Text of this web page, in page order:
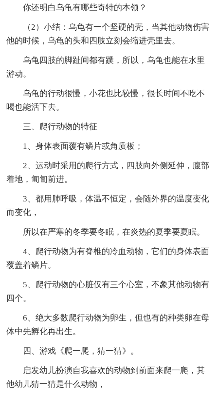
你还明白乌龟有哪些奇特的本领？
（2）小结：乌龟有一个坚硬的壳，当其他动物伤害
他的时候，乌龟的头和四肢立刻会缩进壳里去。
乌龟四肢的脚趾间都有蹼，所以，乌龟也能在水里
游动。
乌龟的行动很慢，小花也比较慢，很长时间不吃不
喝也能活下去。
三、爬行动物的特征
1、身体表面覆有鳞片或角质板；
2、运动时采用的爬行方式，四肢向外侧延伸，腹部
着地，匍匐前进。
3、都用肺呼吸，体温不恒定，会随外界的温度变化
而变化，
所以在严寒的冬季要冬眠，在炎热的夏季要夏眠。
4、爬行动物为有脊椎的冷血动物，它们的身体表面
覆盖着鳞片。
5、爬行动物的心脏仅有三个心室，不象其他动物有
四个。
6、绝大多数爬行动物为卵生，但也有的种类卵在母
体中先孵化再出生。
四、游戏《爬一爬，猜一猜》。
启发幼儿扮演自我喜欢的动物到前面来爬一爬，其
他幼儿猜一猜是什么动物，